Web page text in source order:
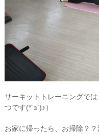
サーキットトレーニングで
つです(*´з`)♪）
お家に帰ったら、お掃除？